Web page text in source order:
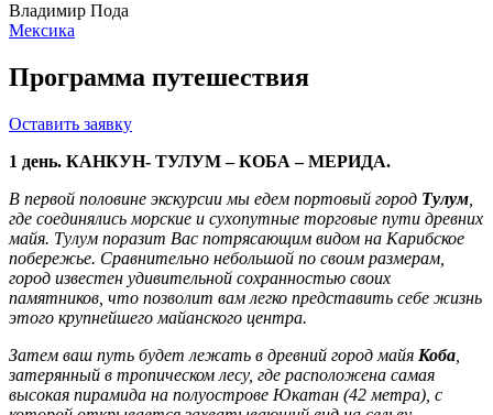
Владимир Пода
Мексика
Программа путешествия
Оставить заявку
1 день. КАНКУН- ТУЛУМ – КОБА – МЕРИДА.
В первой половине экскурсии мы едем портовый город Тулум
где соединялись морские и сухопутные торговые пути древних
майя. Тулум поразит Вас потрясающим видом на Карибское
побережье. Сравнительно небольшой по своим размерам,
город известен удивительной сохранностью своих
памятников, что позволит вам легко представить себе жизнь
этого крупнейшего майанского центра.
Затем ваш путь будет лежать в древний город майя Коба
затерянный в тропическом лесу, где расположена самая
высокая пирамида на полуострове Юкатан (42 метра), с